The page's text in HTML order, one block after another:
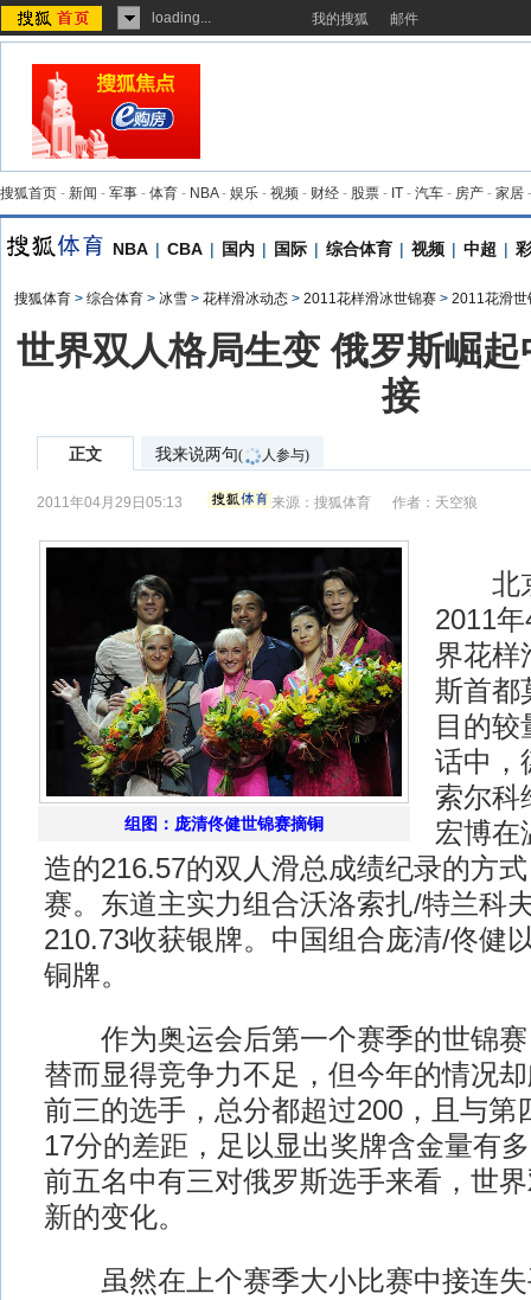
loading... 我的搜狐 邮件
搜狐首页 - 新闻 - 军事 - 体育 - NBA- 娱乐 - 视频 - 财经 - 股票 - IT - 汽车 - 房产 - 家居
NBA | CBA | 国内 | 国际 | 综合体育 | 视频 | 中超 |
搜狐体育 > 综合体育 > 冰雪 > 花样滑冰动态 > 2011花样滑冰世锦赛 > 2011花滑世
世界双人格局生变 俄罗斯崛
接
正文 我来说两句( 人参与)
2011年04月29日05:13 来源：搜狐体育 作者：天空狼
组图：庞清佟健世锦赛摘铜
北京
2011
界花样
斯首都
目的
话中，
索尔科
宏博在
造的216.57的双人滑总成绩纪录的方
赛。东道主实力组合沃洛索扎/特兰科
210.73收获银牌。中国组合庞清/佟健
铜牌。
作为奥运会后第一个赛季的世锦赛
替而显得竞争力不足，但今年的情况
前三的选手，总分都超过200，且与第
17分的差距，足以显出奖牌含金量有
前五名中有三对俄罗斯选手来看，世
新的变化。
虽然在上个赛季大小比赛中接连失